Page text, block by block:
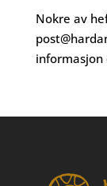
Nokre av
informasjon